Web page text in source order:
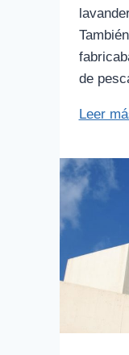
de
Leer